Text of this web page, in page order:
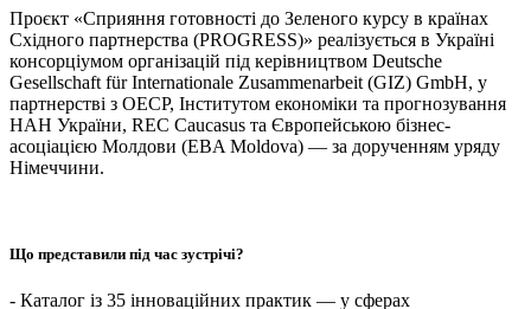
Проєкт «Сприяння готовності до Зеленого курсу в країнах
Східного партнерства (PROGRESS)» реалізується в Україні
консорціумом організацій під керівництвом Deutsche
Gesellschaft für Inter­na­tionale Zusam­me­nar­beit (GIZ) GmbH, у
партнерстві з ОЕСР, Інститутом економіки та прогнозування
НАН України, REC Cau­ca­sus та Європейською бізнес-
асоціацією Молдови (EBA Moldo­va) — за дорученням уряду
Німеччини.
Що представили під час зустрічі?
- Каталог із 35 інноваційних практик — у сферах